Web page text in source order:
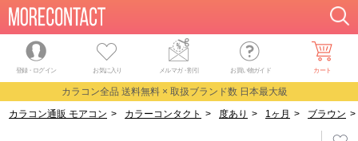
登録・ログイン お気に入り メルマガ・割引 お買い物ガイド カート
カラコン全品 送料無料 × 取扱ブランド数 日本最大級
カラコン通販 モアコン > カラーコンタクト > 度あり > 1ヶ月 > ブラウン >